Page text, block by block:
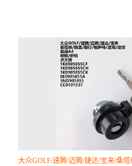
大众GOLF/速腾/迈腾/捷达/宝来/桑